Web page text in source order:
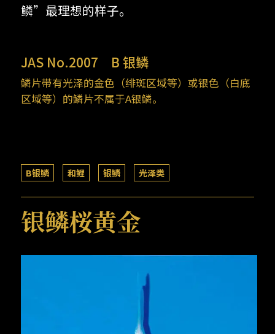
鳞”最理想的样子。
JAS No.2007 B 银鳞
鳞片带有光泽的金色（绯斑区域等）或银色（白底
区域等）的鳞片不属于A银鳞。
B银鳞 和鲤 银鳞 光泽类
银鳞桜黄金